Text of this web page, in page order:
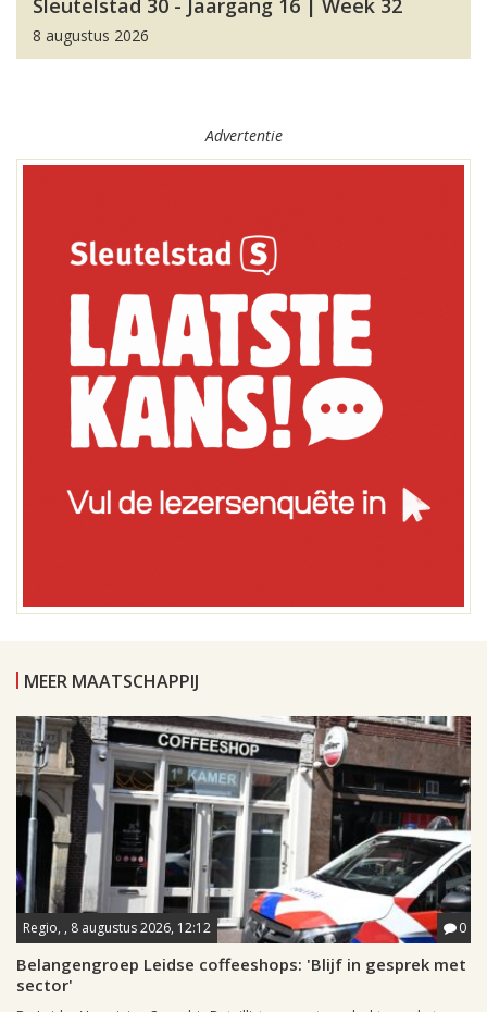
Sleutelstad 30 - Jaargang 16 | Week 32
8 augustus 2026
Advertentie
MEER MAATSCHAPPIJ
Regio, , 8 augustus 2026, 12:12 0
Belangengroep Leidse coffeeshops: 'Blijf in gesprek met
sector'